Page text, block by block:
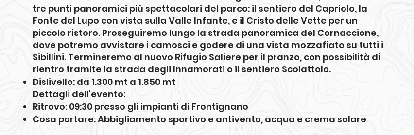
tre punti panoramici più spettacolari del parco: il sentiero del Capriolo, la
Fonte del Lupo con vista sulla Valle Infante, e il Cristo delle Vette per un
piccolo ristoro. Proseguiremo lungo la strada panoramica del Cornaccione,
dove potremo avvistare i camosci e godere di una vista mozzafiato su tutti i
Sibillini. Termineremo al nuovo Rifugio Saliere per il pranzo, con possibilità di
rientro tramite la strada degli Innamorati o il sentiero Scoiattolo.
Dislivello: da 1.300 mt a 1.850 mt
Dettagli dell'evento:
Ritrovo: 09:30 presso gli impianti di Frontignano
Cosa portare: Abbigliamento sportivo e antivento, acqua e crema solare